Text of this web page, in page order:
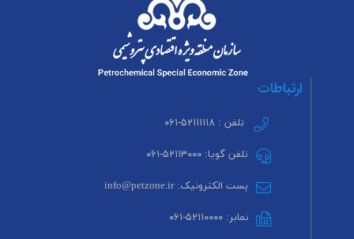
ارتباطات
تلفن : ۵۲۱۱۱۱۱۸-۰۶۱
تلفن گویا: ۵۲۱۱۳۰۰۰-۰۶۱
پست الکترونیک: info@petzone.ir
نمابر: ۵۲۱۱۰۰۰۰-۰۶۱